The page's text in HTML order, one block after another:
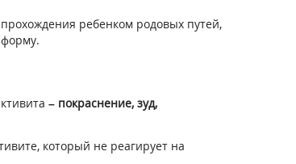
ребенком родовых путей,
– покраснение, зуд,
который не реагирует на